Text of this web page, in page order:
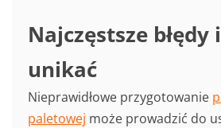
Najczęstsze błędy
unikać
Nieprawidłowe przygotowanie
paletowej może prowadzić do